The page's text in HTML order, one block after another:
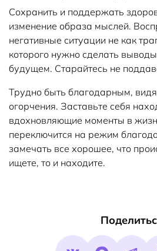
Сохранить и поддержать
изменение образа мыслей.
негативные ситуации не как
которого нужно сделать
будущем. Старайтесь не
Трудно быть благодарным,
огорчения. Заставьте себя
вдохновляющие моменты в
переключится на режим
замечать все хорошее, что
ищете, то и находите.